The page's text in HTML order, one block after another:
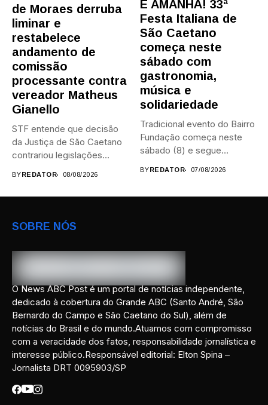
de Moraes derruba
liminar e
restabelece
andamento de
comissão
processante contra
vereador Matheus
Gianello
STF entende que decisão
da Justiça de São Caetano
contrariou legislações
BYREDATOR 08/08/2026
É AMANHÃ! 33ª
Festa Italiana de
São Caetano
começa neste
sábado com
gastronomia,
música e
solidariedade
Tradicional evento do Bairro
Fundação começa neste
sábado (8) e segue
BYREDATOR 07/08/2026
SOBRE NÓS
O News ABC Post é um portal de notícias independente,
dedicado à cobertura do Grande ABC (Santo André, São
Bernardo do Campo e São Caetano do Sul), além de
notícias do Brasil e do mundo.Atuamos com compromisso
com a veracidade dos fatos, responsabilidade jornalística e
interesse público.Responsável editorial: Elton Spina –
Jornalista DRT 0095903/SP